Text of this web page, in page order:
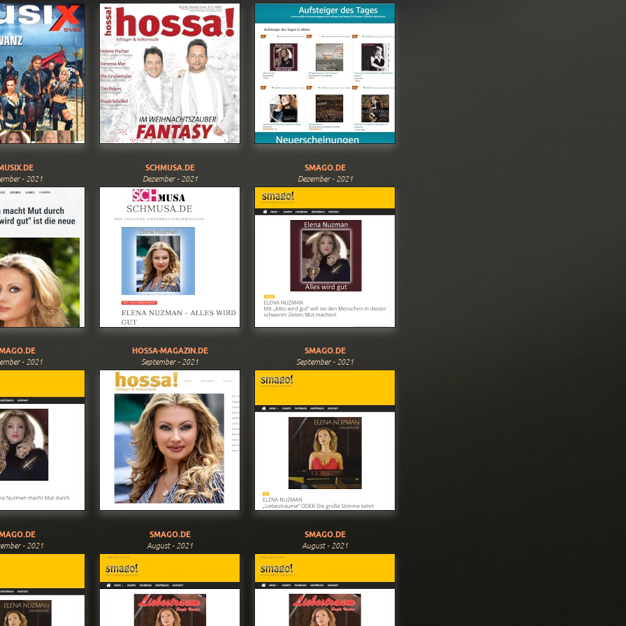
- 2021
SCHMUSA.DE
Dezember - 2021
SMAGO.DE
Dezember - 2021
- 2021
HOSSA-MAGAZIN.DE
September - 2021
SMAGO.DE
September - 2021
- 2021
SMAGO.DE
August - 2021
SMAGO.DE
August - 2021